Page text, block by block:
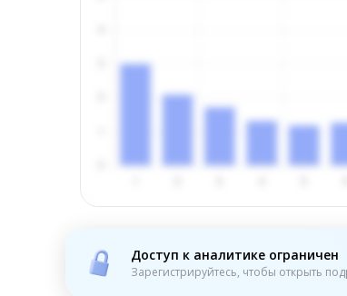
Доступ к аналитике ограничен
Зарегистрируйтесь, чтобы открыть